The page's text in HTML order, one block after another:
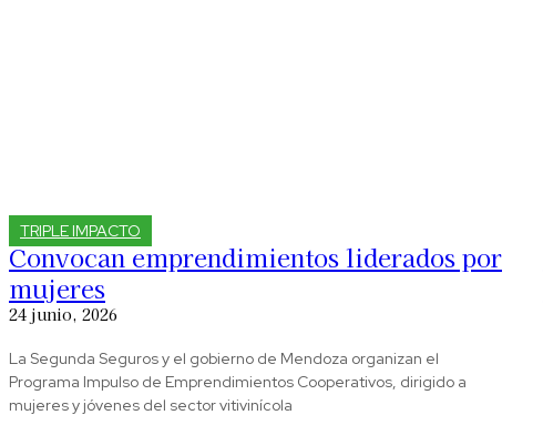
TRIPLE IMPACTO
Convocan emprendimientos liderados por
mujeres
24 junio, 2026
La Segunda Seguros y el gobierno de Mendoza organizan el
Programa Impulso de Emprendimientos Cooperativos, dirigido a
mujeres y jóvenes del sector vitivinícola